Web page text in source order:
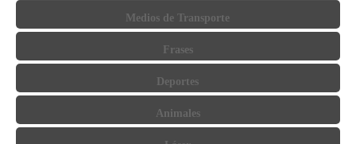
Medios de Transporte
Frases
Deportes
Animales